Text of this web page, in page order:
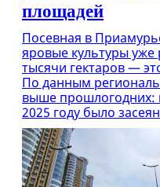
площадей
Посевная в
яровые культуры
тысячи гектаров —
По данным
выше прошлогодних:
2025 году было